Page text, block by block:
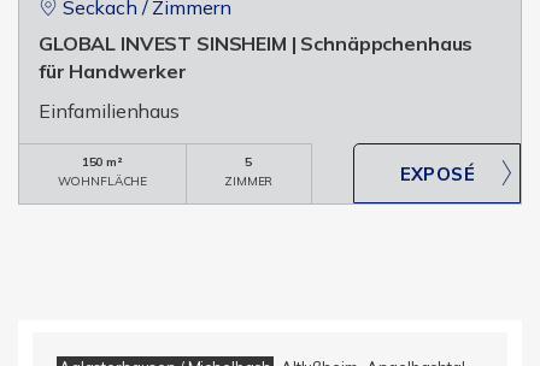
Seckach / Zimmern
GLOBAL INVEST SINSHEIM | Schnäppchenhaus
für Handwerker
Einfamilienhaus
150 m²
WOHNFLÄCHE
5
ZIMMER